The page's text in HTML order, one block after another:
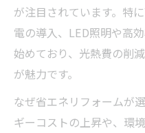
が注目されています。特
電の導入、LED照明や高
始めており、光熱費の削
が魅力です。
なぜ省エネリフォームが
ギーコストの上昇や、環